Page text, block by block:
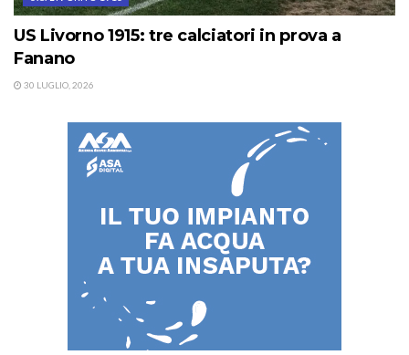
US Livorno 1915: tre calciatori in prova a
Fanano
30 LUGLIO, 2026